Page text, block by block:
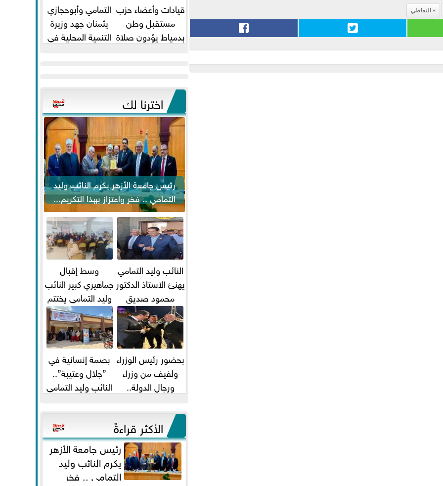
التعاطي
قيادات وأعضاء حزب
مستقبل وطن
بدمياط يؤدون صلاة
التمامي وأبوحجازي
يثمنان جهد وزيرة
التنمية المحلية في
اخترنا لك
رئيس جامعة الأزهر يكرم النائب وليد
التمامي .. فخر واعتزاز بهذا التكريم...
النائب وليد التمامي
يهنئ الاستاذ الدكتور
محمود صديق
تكليفة قائم باعمال
...
وسط إقبال
جماهيري كبير النائب
وليد التمامي يختتم
أضخم قافلة طبية
مجانية...
بحضور رئيس الوزراء
ولفيف من وزراء
ورجال الدولة..
ومحمد...
بصمة إنسانية في
”جلال وعتيبة”..
النائب وليد التمامي
شيحة يداويان...
الأكثر قراءةً
رئيس جامعة الأزهر
يكرم النائب وليد
التمامي .. فخر